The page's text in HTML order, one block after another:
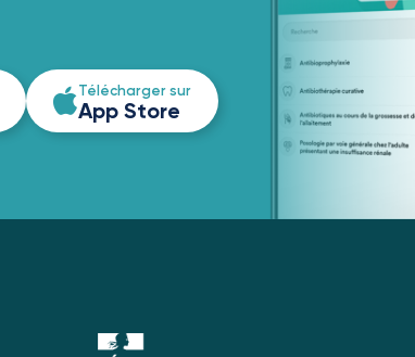
Télécharger sur
App Store